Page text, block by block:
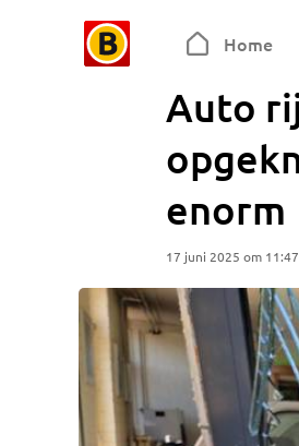
Home
Auto
enorm
17 juni 2025 om